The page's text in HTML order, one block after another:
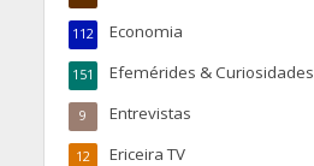
Economia
112
Efemérides & Curiosidades
151
Entrevistas
9
Ericeira TV
12